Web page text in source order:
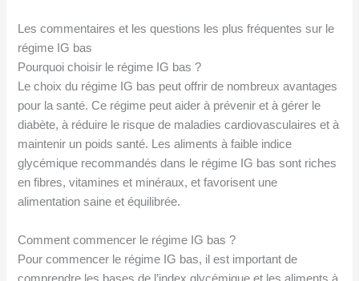
Les commentaires et les questions les plus fréquentes sur le
régime IG bas
Pourquoi choisir le régime IG bas ?
Le choix du régime IG bas peut offrir de nombreux avantages
pour la santé. Ce régime peut aider à prévenir et à gérer le
diabète, à réduire le risque de maladies cardiovasculaires et à
maintenir un poids santé. Les aliments à faible indice
glycémique recommandés dans le régime IG bas sont riches
en fibres, vitamines et minéraux, et favorisent une
alimentation saine et équilibrée.
Comment commencer le régime IG bas ?
Pour commencer le régime IG bas, il est important de
comprendre les bases de l’index glycémique et les aliments à